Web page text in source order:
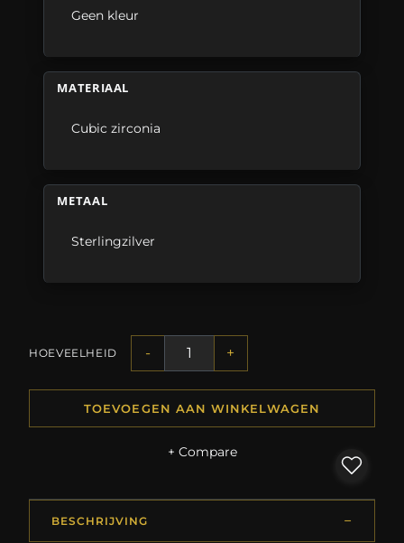
Geen kleur
MATERIAAL
Cubic zirconia
METAAL
Sterlingzilver
HOEVEELHEID - +
TOEVOEGEN AAN WINKELWAGEN
+ Compare
BESCHRIJVING